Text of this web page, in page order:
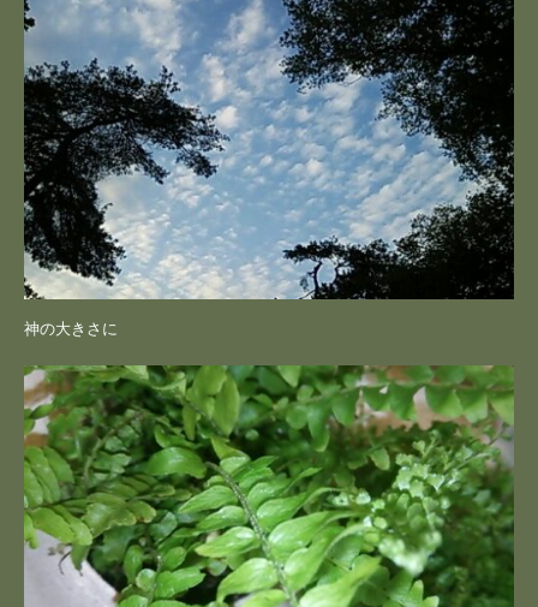
神の大きさに